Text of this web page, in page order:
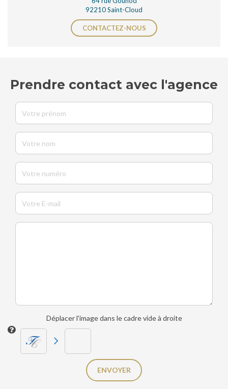
92210 Saint-Cloud
CONTACTEZ-NOUS
Prendre contact avec l'agence
Déplacer l'image dans le cadre vide à droite
ENVOYER